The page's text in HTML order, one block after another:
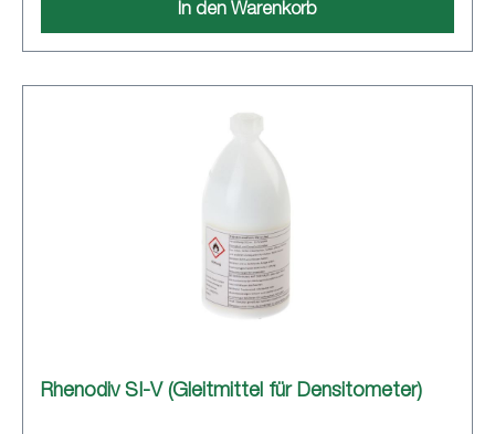
In den Warenkorb
Rhenodiv SI-V (Gleitmittel für Densitometer)